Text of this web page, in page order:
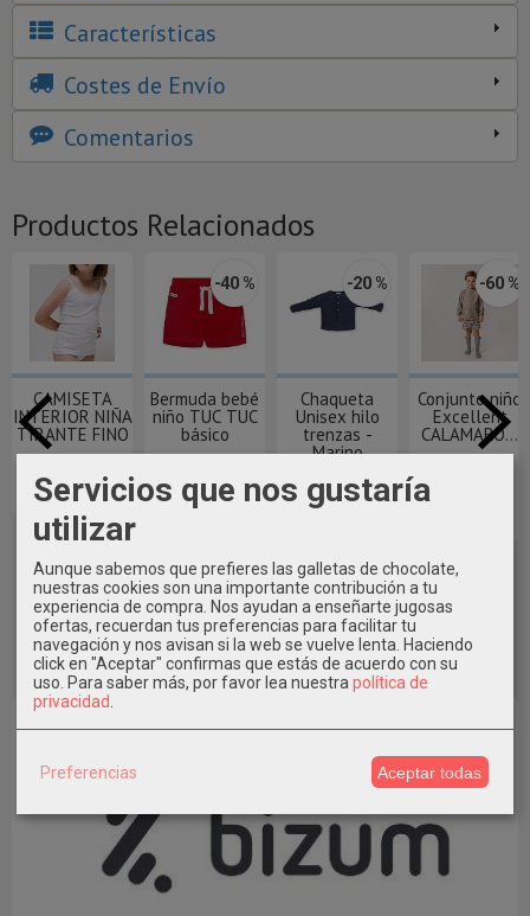
Características
Costes de Envío
Comentarios
Productos Relacionados
CAMISETA
INTERIOR NIÑA
TIRANTE FINO
7,50 €
-40 %
Bermuda bebé
niño TUC TUC
básico
7,77 €
12,95 €
-20 %
Chaqueta
Unisex hilo
trenzas -
Marino
19,60 €
-60 %
Conjunto niño
Excellent
CALAMARO...
Servicios que nos gustaría
utilizar
Aunque sabemos que prefieres las galletas de chocolate,
nuestras cookies son una importante contribución a tu
experiencia de compra. Nos ayudan a enseñarte jugosas
ofertas, recuerdan tus preferencias para facilitar tu
navegación y nos avisan si la web se vuelve lenta. Haciendo
click en "Aceptar" confirmas que estás de acuerdo con su
uso. Para saber más, por favor lea nuestra política de
privacidad
Preferencias Aceptar todas